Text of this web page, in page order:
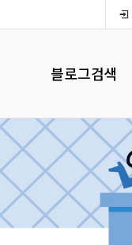
블로그검색